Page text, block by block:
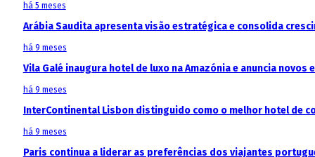
há 5 meses
Arábia Saudita apresenta visão estratégica e consolida
há 9 meses
Vila Galé inaugura hotel de luxo na Amazónia e anuncia
há 9 meses
InterContinental Lisbon distinguido como o melhor hotel de
há 9 meses
Paris continua a liderar as preferências dos viajantes